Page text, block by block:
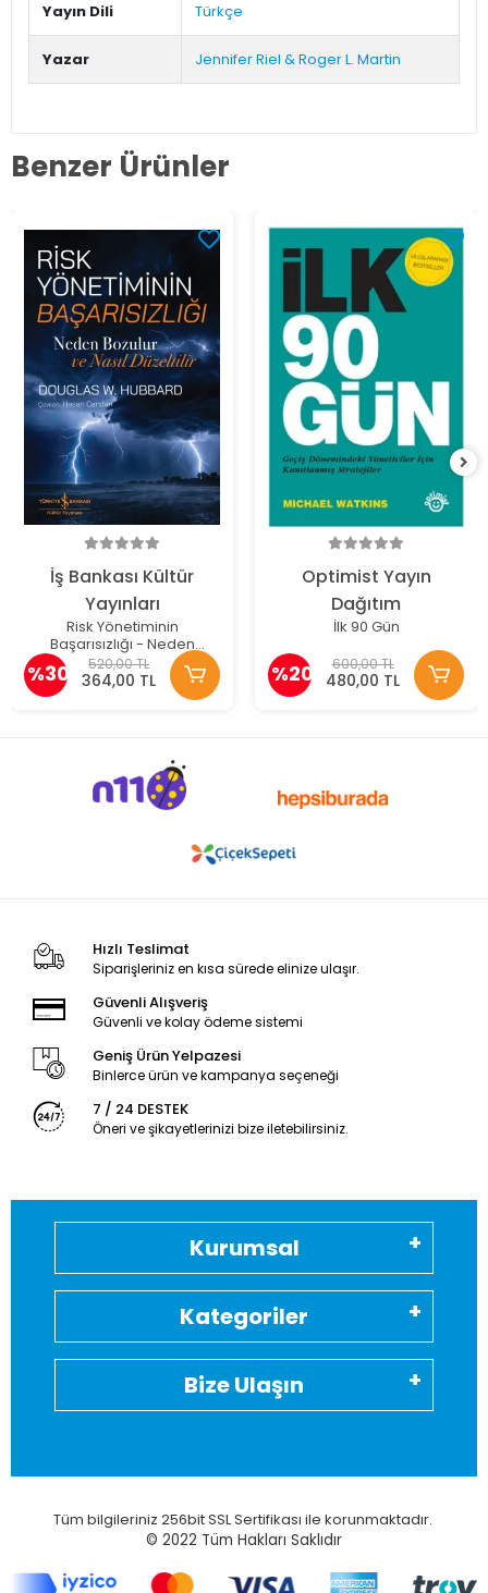
Yayın Dili Türkçe
Yazar Jennifer Riel & Roger L. Martin
Benzer Ürünler
İş Bankası Kültür
Yayınları
Risk Yönetiminin
Başarısızlığı - Neden
Bozulur Ve Nasıl Düzeltilir
%30 520,00 TL
364,00 TL
Optimist Yayın
Dağıtım
İlk 90 Gün
%20 600,00 TL
480,00 TL
Hızlı Teslimat
Siparişleriniz en kısa sürede elinize ulaşır.
Güvenli Alışveriş
Güvenli ve kolay ödeme sistemi
Geniş Ürün Yelpazesi
Binlerce ürün ve kampanya seçeneği
7 / 24 DESTEK
Öneri ve şikayetlerinizi bize iletebilirsiniz.
Kurumsal
Kategoriler
Bize Ulaşın
Tüm bilgileriniz 256bit SSL Sertifikası ile korunmaktadır.
© 2022 Tüm Hakları Saklıdır